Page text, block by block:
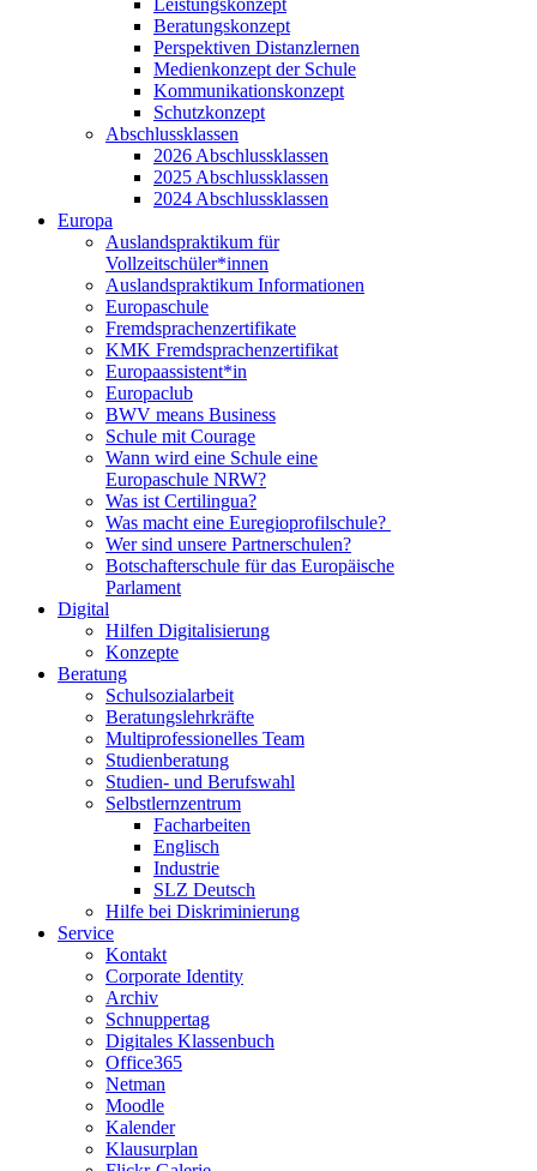
Leistungskonzept
Beratungskonzept
Perspektiven Distanzlernen
Medienkonzept der Schule
Kommunikationskonzept
Schutzkonzept
Abschlussklassen
2026 Abschlussklassen
2025 Abschlussklassen
2024 Abschlussklassen
Europa
Auslandspraktikum für
Vollzeitschüler*innen
Auslandspraktikum Informationen
Europaschule
Fremdsprachenzertifikate
KMK Fremdsprachenzertifikat
Europaassistent*in
Europaclub
BWV means Business
Schule mit Courage
Wann wird eine Schule eine
Europaschule NRW?
Was ist Certilingua?
Was macht eine Euregioprofilschule?
Wer sind unsere Partnerschulen?
Botschafterschule für das Europäische
Parlament
Digital
Hilfen Digitalisierung
Konzepte
Beratung
Schulsozialarbeit
Beratungslehrkräfte
Multiprofessionelles Team
Studienberatung
Studien- und Berufswahl
Selbstlernzentrum
Facharbeiten
Englisch
Industrie
SLZ Deutsch
Hilfe bei Diskriminierung
Service
Kontakt
Corporate Identity
Archiv
Schnuppertag
Digitales Klassenbuch
Office365
Netman
Moodle
Kalender
Klausurplan